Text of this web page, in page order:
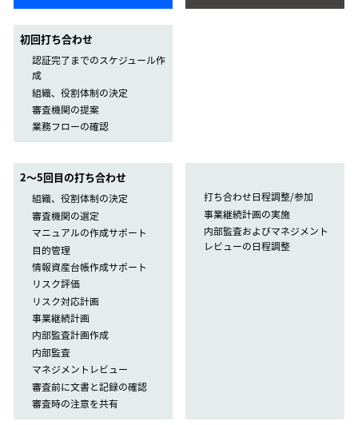
初回打ち合わせ
認証完了までのスケジュール作
成
組織、役割体制の決定
審査機関の提案
業務フローの確認
2〜5回目の打ち合わせ
組織、役割体制の決定
審査機関の選定
マニュアルの作成サポート
目的管理
情報資産台帳作成サポート
リスク評価
リスク対応計画
事業継続計画
内部監査計画作成
内部監査
マネジメントレビュー
審査前に文書と記録の確認
審査時の注意を共有
打ち合わせ日程調整/参加
事業継続計画の実施
内部監査およびマネジメント
レビューの日程調整